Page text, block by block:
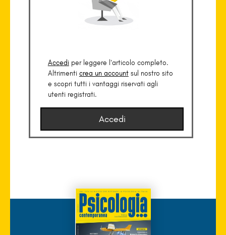
Accediper leggere l’articolo completo.
Altrimenti crea un accountsul nostro sito
e scopri tutti i vantaggi riservati agli
utenti registrati.
Accedi